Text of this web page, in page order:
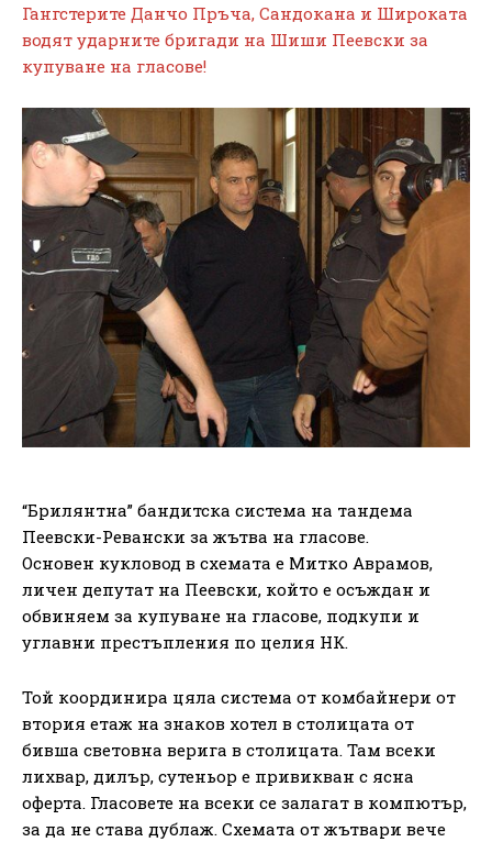
Гангстерите Данчо Пръча, Сандокана и Широката
водят ударните бригади на Шиши Пеевски за
купуване на гласове!
“Брилянтна” бандитска система на тандема
Пеевски-Ревански за жътва на гласове.
Основен кукловод в схемата е Митко Аврамов,
личен депутат на Пеевски, който е осъждан и
обвиняем за купуване на гласове, подкупи и
углавни престъпления по целия НК.
Той координира цяла система от комбайнери от
втория етаж на знаков хотел в столицата от
бивша световна верига в столицата. Там всеки
лихвар, дилър, сутеньор е привикван с ясна
оферта. Гласовете на всеки се залагат в компютър,
за да не става дублаж. Схемата от жътвари вече